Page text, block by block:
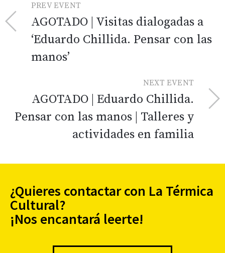
PREV EVENT
AGOTADO | Visitas dialogadas a
‘Eduardo Chillida. Pensar con las
manos’
NEXT EVENT
AGOTADO | Eduardo Chillida.
Pensar con las manos | Talleres y
actividades en familia
¿Quieres contactar con La Térmica
Cultural?
¡Nos encantará leerte!